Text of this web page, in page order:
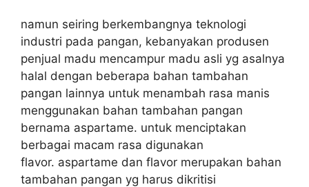
namun seiring berkembangnya teknologi
industri pada pangan, kebanyakan produsen
penjual madu mencampur madu asli yg asalnya
halal dengan beberapa bahan tambahan
pangan lainnya untuk menambah rasa manis
menggunakan bahan tambahan pangan
bernama aspartame. untuk menciptakan
berbagai macam rasa digunakan
flavor. aspartame dan flavor merupakan bahan
tambahan pangan yg harus dikritisi